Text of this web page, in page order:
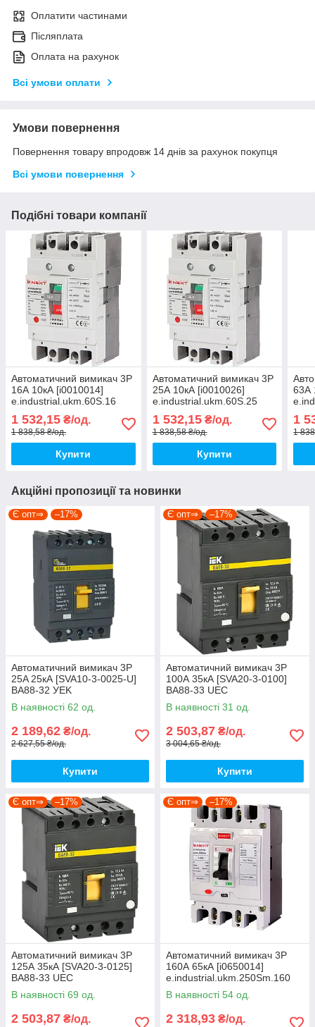
Оплатити частинами
Післяплата
Оплата на рахунок
Всі умови оплати
Умови повернення
Повернення товару впродовж 14 днів за рахунок покупця
Всі умови повернення
Подібні товари компанії
Автоматичний вимикач 3Р
16А 10кА [i0010014]
e.industrial.ukm.60S.16
1 532,15 ₴/од.
1 838,58 ₴/од.
Купити
Автоматичний вимикач 3Р
25А 10кА [i0010026]
e.industrial.ukm.60S.25
1 532,15₴/од.
1 838,58 ₴/од.
Купити
63А
1
1
Акційні пропозиції та новинки
Є опт⇒ –17%
Автоматичний вимикач 3P
25A 25кА [SVA10-3-0025-U]
ВА88-32 УEK
В наявності 62 од.
2 189,62 ₴/од.
2 627,55 ₴/од.
Купити
Є опт⇒ –17%
Автоматичний вимикач 3Р
100А 35кА [SVA20-3-0100]
ВА88-33 UEC
В наявності 31 од.
2 503,87 ₴/од.
3 004,65 ₴/од.
Купити
Є опт⇒ –17%
Автоматичний вимикач 3Р
125А 35кА [SVA20-3-0125]
ВА88-33 UEC
В наявності 69 од.
2 503,87 ₴/од.
Є опт⇒ –17%
Автоматичний вимикач 3Р
160А 65кА [i0650014]
e.industrial.ukm.250Sm.160
E.NEXT
В наявності 54 од.
2 318,93 ₴/од.